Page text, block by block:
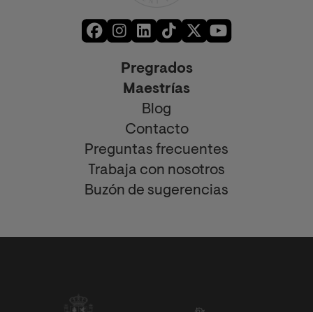
Pregrados
Maestrías
Blog
Contacto
Preguntas frecuentes
Trabaja con nosotros
Buzón de sugerencias